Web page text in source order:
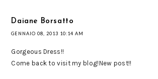
Daiane Borsatto
GENNAIO 08, 2013 10:14 AM
Gorgeous Dress!!
Come back to visit my blog!New post!!